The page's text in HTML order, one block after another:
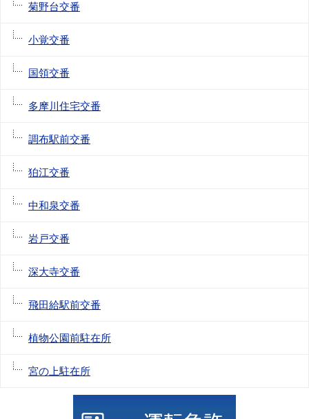
菊野台交番
小覚交番
国領交番
多摩川住宅交番
調布駅前交番
狛江交番
中和泉交番
岩戸交番
深大寺交番
飛田給駅前交番
植物公園前駐在所
宮の上駐在所